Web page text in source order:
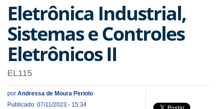
Eletrônica Industrial,
Sistemas e Controles
Eletrônicos II
EL115
por Andressa de Moura Periolo
Publicado: 07/11/2023 - 15:34